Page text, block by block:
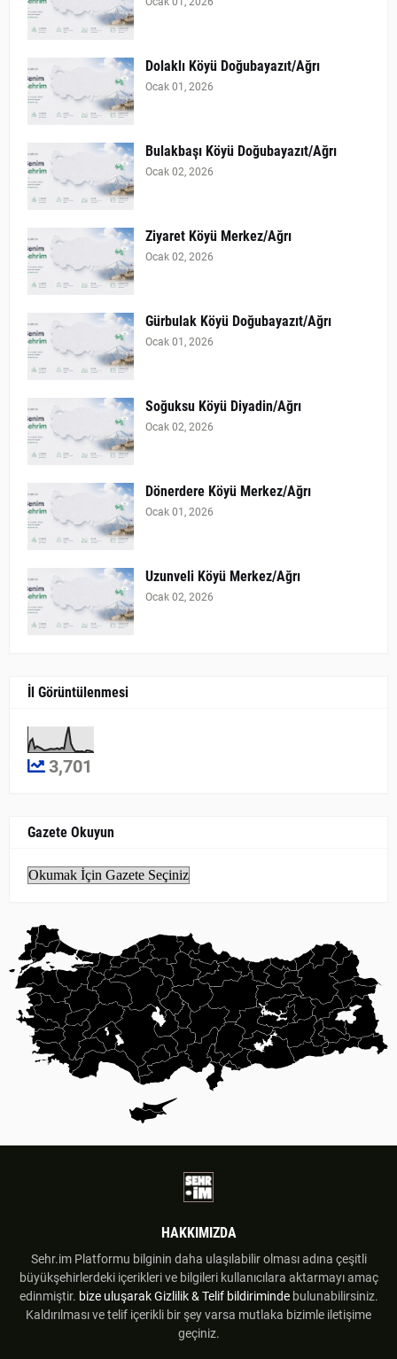
Dolaklı Köyü Doğubayazıt/Ağrı
Ocak 01, 2026
Bulakbaşı Köyü Doğubayazıt/Ağrı
Ocak 02, 2026
Ziyaret Köyü Merkez/Ağrı
Ocak 02, 2026
Gürbulak Köyü Doğubayazıt/Ağrı
Ocak 01, 2026
Soğuksu Köyü Diyadin/Ağrı
Ocak 02, 2026
Dönerdere Köyü Merkez/Ağrı
Ocak 01, 2026
Uzunveli Köyü Merkez/Ağrı
Ocak 02, 2026
İl Görüntülenmesi
3,701
Gazete Okuyun
HAKKIMIZDA
Sehr.im Platformu bilginin daha ulaşılabilir olması adına çeşitli
büyükşehirlerdeki içerikleri ve bilgileri kullanıcılara aktarmayı amaç
edinmiştir. bize uluşarak Gizlilik & Telif bildiriminde bulunabilirsiniz.
Kaldırılması ve telif içerikli bir şey varsa mutlaka bizimle iletişime
geçiniz.